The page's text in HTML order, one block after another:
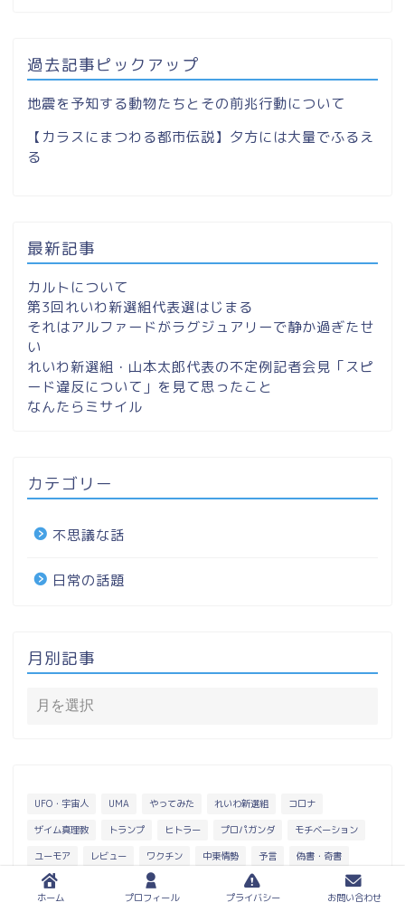
過去記事ピックアップ
地震を予知する動物たちとその前兆行動について
【カラスにまつわる都市伝説】夕方には大量でふるえ
る
最新記事
カルトについて
第3回れいわ新選組代表選はじまる
それはアルファードがラグジュアリーで静か過ぎたせ
い
れいわ新選組・山本太郎代表の不定例記者会見「スピ
ード違反について」を見て思ったこと
なんたらミサイル
カテゴリー
不思議な話
日常の話題
月別記事
UFO・宇宙人 UMA やってみた れいわ新選組 コロナ
ザイム真理教 トランプ ヒトラー プロパガンダ モチベーション
ユーモア レビュー ワクチン 中東情勢 予言 偽書・奇書
国際金融資本 天使と悪魔 徒然なるままに
ホーム プロフィール プライバシー お問い合わせ